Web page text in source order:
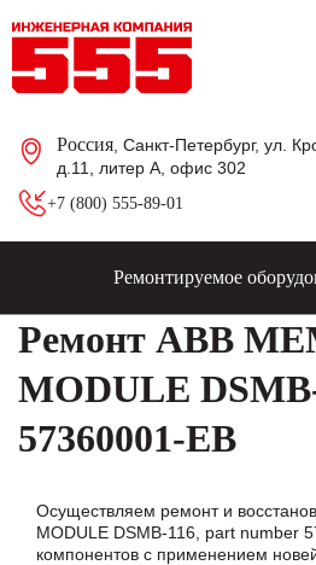
Россия , Санкт-Петербург, ул.
д.11, литер А, офис 302
+7 (800) 555-89-01
Ремонтируемое
Ремонт ABB
MODULE
57360001-EB
Осуществляем ремонт и
MODULE DSMB-116, part number
компонентов с применением